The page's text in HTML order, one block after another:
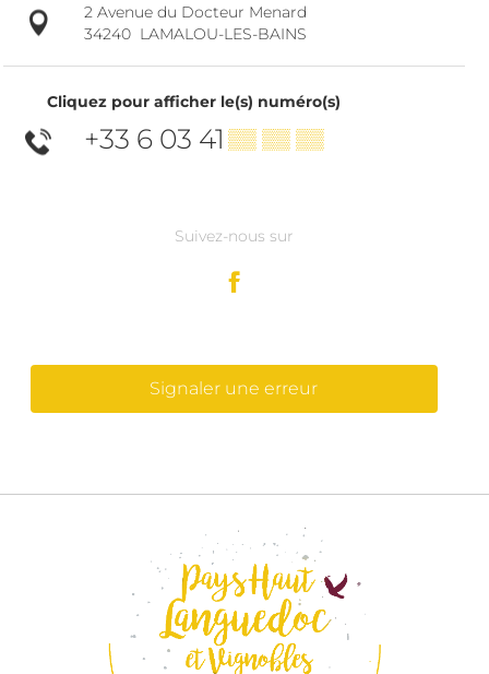
2 Avenue du Docteur Menard
34240 LAMALOU-LES-BAINS
Cliquez pour afficher le(s) numéro(s)
+33 6 03 41 ▒▒ ▒▒ ▒▒
Suivez-nous sur
Signaler une erreur